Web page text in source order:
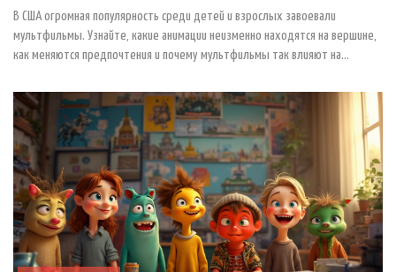
В США огромная популярность среди детей и взрослых завоевали
мультфильмы. Узнайте, какие анимации неизменно находятся на вершине,
как меняются предпочтения и почему мультфильмы так влияют на
создателях и героях мультсериалов.